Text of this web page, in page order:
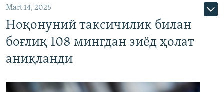
Mart 14, 2025
Ноқонуний таксичилик билан
боғлиқ 108 мингдан зиёд ҳолат
аниқланди